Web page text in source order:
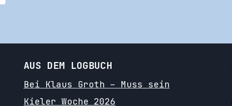
AUS DEM LOGBUCH
Bei Klaus Groth – Muss sein
Kieler Woche 2026